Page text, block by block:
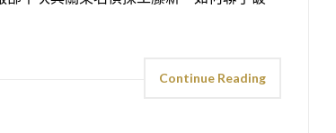
Continue Reading